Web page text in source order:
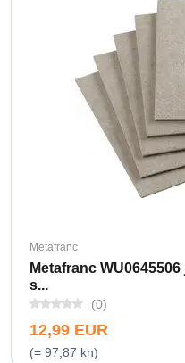
Metafranc
Metafranc
s...
(0)
12,99 EUR
(= 97,87 kn)